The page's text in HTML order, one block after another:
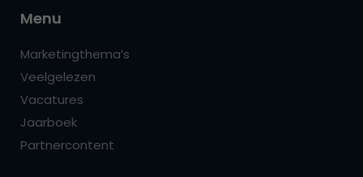
Menu
Marketingthema’s
Veelgelezen
Vacatures
Jaarboek
Partnercontent